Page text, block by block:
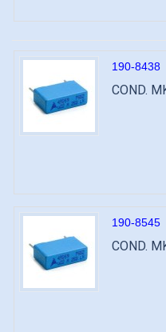
190-8438
COND.
190-8545
COND.